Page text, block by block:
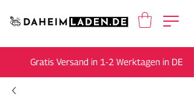
Gratis Versand in 1-2 Werktagen in DE